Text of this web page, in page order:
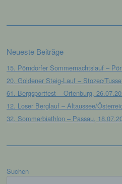
Neueste Beiträge
15. Pörndorfer Sommernachtslauf –
20. Goldener Steig-Lauf – Stozec/
61. Bergsportfest – Ortenburg,
12. Loser Berglauf – Altaussee/
32. Sommerbiathlon – Passau,
Suchen
Cookies durch unsere
der Setzung von Cookies
widersprechen. Ferner
Cookies jederzeit über
andere
ist in allen gängigen
Deaktiviert die betroffene
Cookies in dem genutzten
unter Umständen nicht alle